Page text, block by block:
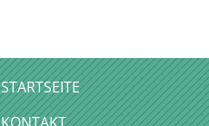
STARTSEITE